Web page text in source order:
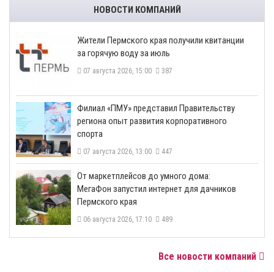
НОВОСТИ КОМПАНИЙ
​Жители Пермского края получили квитанции
за горячую воду за июль
07 августа 2026, 15:00 387
​Филиал «ПМУ» представил Правительству
региона опыт развития корпоративного
спорта
07 августа 2026, 13:00 447
От маркетплейсов до умного дома:
МегаФон запустил интернет для дачников
Пермского края
06 августа 2026, 17:10 489
Все новости компаний